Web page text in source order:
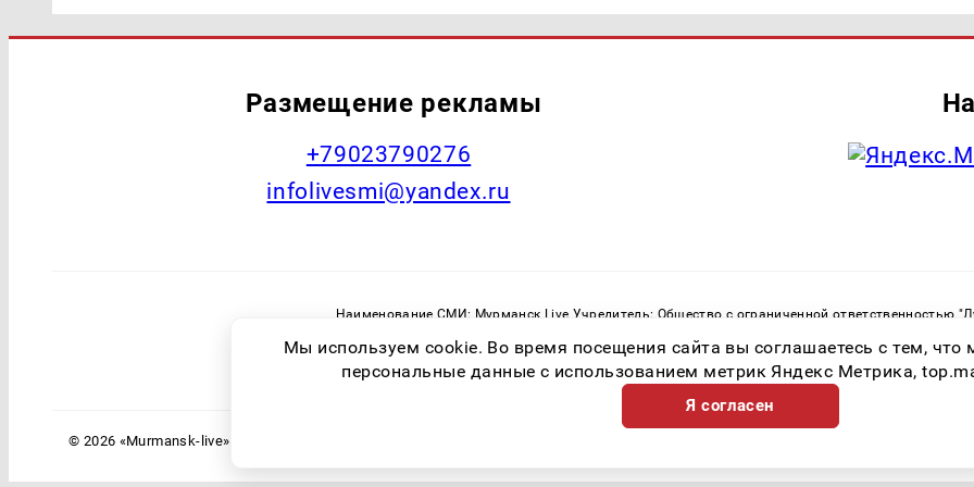
Размещение рекламы
+79023790276
infolivesmi@yandex.ru
Наименование СМИ: Мурманск Live Учредитель: Общество с ограниченной ответственностью
Зарегистрировавший орган: Федеральная служба по надзору в сфере связи, информационных технологий и
Регистрационный номер СМИ ЭЛ № ФС 77 - 82534 от 21.01.2022
© 2026 «Murmansk-live» | Все права защищены
Мы используем cookie. Во время посещения сайта вы соглашаетесь с тем,
персональные данные с использованием метрик Яндекс Метрика,
Я согласен